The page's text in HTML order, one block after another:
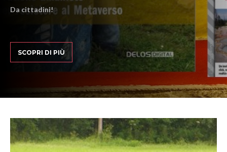
Da cittadini!
SCOPRI DI PIÙ